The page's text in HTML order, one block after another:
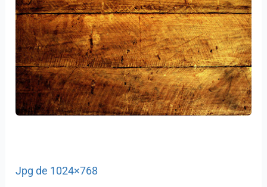
Jpg de 1024×768